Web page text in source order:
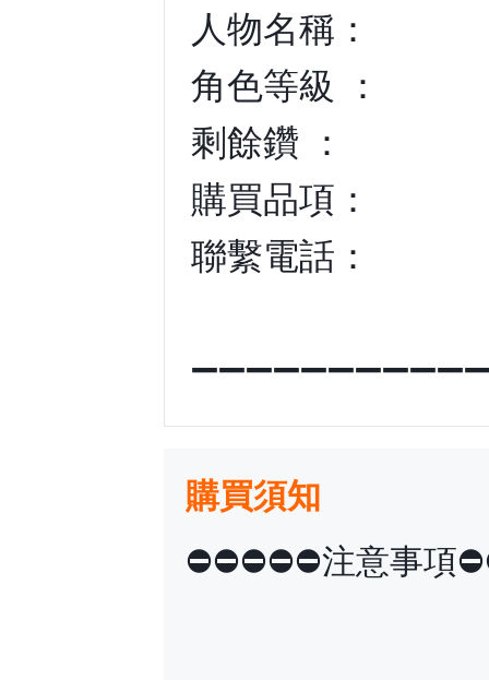
人物名稱：
角色等級 ：
剩餘鑽 ：
購買品項：
聯繫電話：
購買須知
⛔️⛔️⛔️⛔️⛔️注意事項